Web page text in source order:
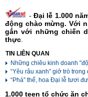
- Đại lễ 1.000
động chào mừng. Với
gắn với những chiến
thực
TIN LIÊN QUAN
Những chiêu kinh doanh
“Yêu râu xanh” giở trò
“Phá” thế, hoa Đại lễ tươi
1.000 teen tổ chức ăn